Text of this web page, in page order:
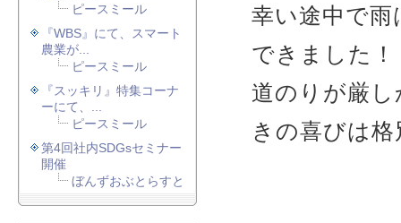
幸い途中で
できました！
道のりが厳
きの喜びは
ピースミール
『WBS』にて、スマート
農業が...
ピースミール
『スッキリ』特集コーナ
ーにて、...
ピースミール
第4回社内SDGsセミナー
開催
ぼんずおぶとらすと